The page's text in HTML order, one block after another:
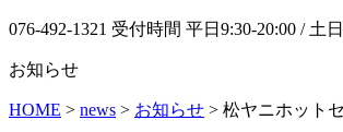
076-492-1321 受付時間 平日9:30-20:00 / 土
お知らせ
HOME > news > お知らせ > 松ヤニホット